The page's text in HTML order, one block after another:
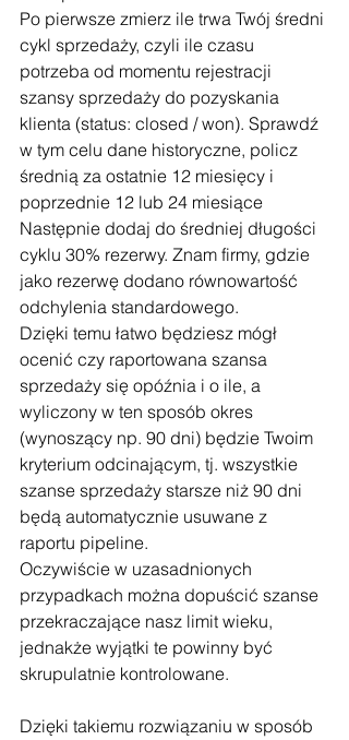
Po pierwsze zmierz ile trwa Twój średni
cykl sprzedaży, czyli ile czasu
potrzeba od momentu rejestracji
szansy sprzedaży do pozyskania
klienta (status: closed / won). Sprawdź
w tym celu dane historyczne, policz
średnią za ostatnie 12 miesięcy i
poprzednie 12 lub 24 miesiące
Następnie dodaj do średniej długości
cyklu 30% rezerwy. Znam firmy, gdzie
jako rezerwę dodano równowartość
odchylenia standardowego.
Dzięki temu łatwo będziesz mógł
ocenić czy raportowana szansa
sprzedaży się opóźnia i o ile, a
wyliczony w ten sposób okres
(wynoszący np. 90 dni) będzie Twoim
kryterium odcinającym, tj. wszystkie
szanse sprzedaży starsze niż 90 dni
będą automatycznie usuwane z
raportu pipeline.
Oczywiście w uzasadnionych
przypadkach można dopuścić szanse
przekraczające nasz limit wieku,
jednakże wyjątki te powinny być
skrupulatnie kontrolowane.
Dzięki takiemu rozwiązaniu w sposób